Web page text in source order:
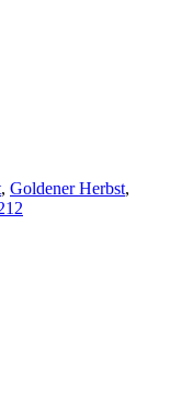
, Goldener Herbst,